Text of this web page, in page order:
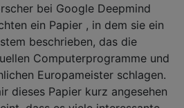
bei Google Deepmind
ein Papier , in dem sie ein
beschrieben, das die
Computerprogramme und
Europameister schlagen.
dieses Papier kurz angesehen